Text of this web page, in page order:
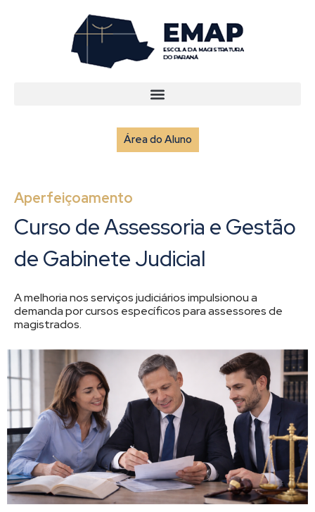
Área do Aluno
Aperfeiçoamento
Curso de Assessoria e Gestão
de Gabinete Judicial
A melhoria nos serviços judiciários impulsionou a
demanda por cursos específicos para assessores de
magistrados.